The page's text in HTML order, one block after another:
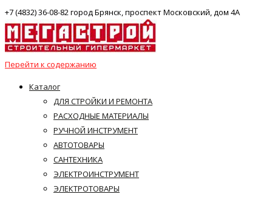
+7 (4832) 36-08-82 город Брянск, проспект Московский, дом 4А
Перейти к содержанию
Каталог
ДЛЯ СТРОЙКИ И РЕМОНТА
РАСХОДНЫЕ МАТЕРИАЛЫ
РУЧНОЙ ИНСТРУМЕНТ
АВТОТОВАРЫ
САНТЕХНИКА
ЭЛЕКТРОИНСТРУМЕНТ
ЭЛЕКТРОТОВАРЫ